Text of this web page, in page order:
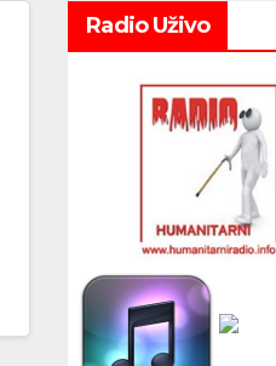
Radio Uživo